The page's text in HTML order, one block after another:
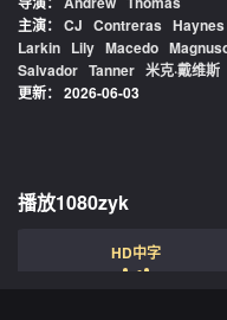
主演： CJ Contreras Haynes
Larkin Lily Macedo
Salvador Tanner 米克·戴维斯
更新： 2026-06-03
播放1080zyk
HD中字